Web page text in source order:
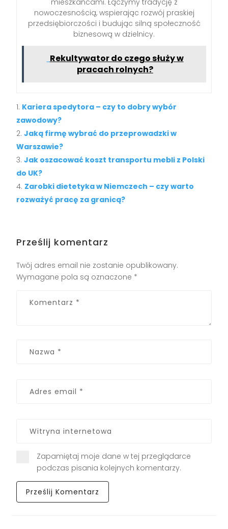
nowoczesnością, wspierając rozwój praskiej
przedsiębiorczości i budując silną społeczność
biznesową w dzielnicy.
Rekultywator do czego służy w
pracach rolnych?
Kariera spedytora – czy to dobry wybór
zawodowy?
Jaką firmę wybrać do przeprowadzki w
Warszawie?
Jak oszacować koszt transportu mebli z Polski
do UK?
Zarobki dietetyka w Niemczech – czy warto
rozważyć pracę za granicą?
Prześlij komentarz
Twój adres email nie zostanie opublikowany.
Wymagane pola są oznaczone *
Zapamiętaj moje dane w tej przeglądarce
podczas pisania kolejnych komentarzy.